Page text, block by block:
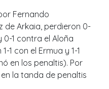
Fernando
de Arkaia, perdieron 0-
0-1 contra el Aloña
1 con el Ermua y 1-1
en los penaltis). Por
la tanda de penaltis